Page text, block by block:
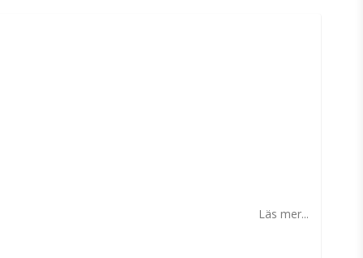
Läs mer...